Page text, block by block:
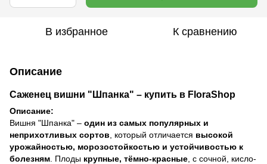
В избранное К сравнению
Описание
Саженец вишни "Шпанка" – купить в FloraShop
Описание:
Вишня "Шпанка" – один из самых популярных и
неприхотливых сортов , который отличается высокой
урожайностью, морозостойкостью и устойчивостью к
болезням . Плоды крупные, тёмно-красные , с сочной, кисло-